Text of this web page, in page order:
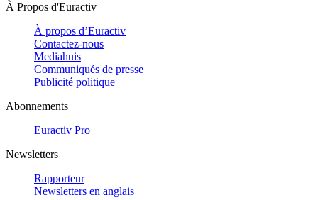
À Propos d'Euractiv
À propos d’Euractiv
Contactez-nous
Mediahuis
Communiqués de presse
Publicité politique
Abonnements
Euractiv Pro
Newsletters
Rapporteur
Newsletters en anglais